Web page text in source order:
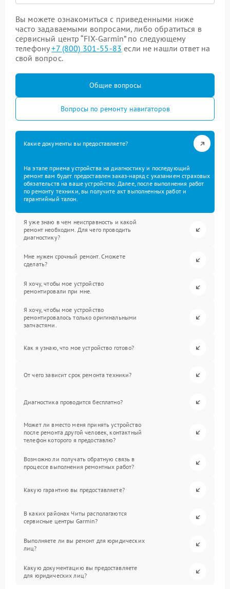
Вы можете ознакомиться с приведенными ниже
часто задаваемыми вопросами, либо обратиться в
сервисный центр “FIX-Garmin” по следующему
телефону+7 (800) 301-55-83 если не нашли ответ на
свой вопрос.
Общие вопросы
Вопросы по ремонту навигаторов
Какие документы вы предоставляете?
На этапе приема устройства на диагностику и последующий
ремонт вам будет предоставлен заказ-наряд с указанием страховых
обязательств на ваше устройство. Далее, после выполнения работ
по ремонту техники, вы получите акт выполненных работ и
гарантийный талон.
Я уже знаю в чем неисправность и какой
ремонт необходим. Для чего проводить
диагностику?
Мне нужен срочный ремонт. Сможете
сделать?
Я хочу, чтобы мое устройство
ремонтировали при мне.
Я хочу, чтобы мое устройство
ремонтировалось только оригинальными
запчастями.
Как я узнаю, что мое устройство готово?
От чего зависит срок ремонта техники?
Диагностика проводится бесплатно?
Может ли вместо меня принять устройство
после ремонта другой человек, контактный
телефон которого я предоставлю?
Возможно ли получать обратную связь в
процессе выполнения ремонтных работ?
Какую гарантию вы предоставляете?
В каких районах Читы располагаются
сервисные центры Garmin?
Выполняете ли вы ремонт для юридических
лиц?
Какую документацию вы предоставляете
для юридических лиц?